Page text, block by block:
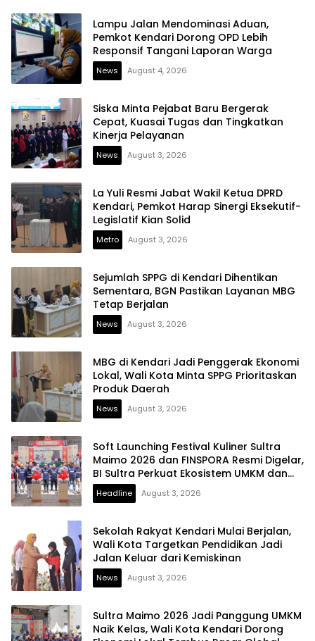
Lampu Jalan Mendominasi Aduan,
Pemkot Kendari Dorong OPD Lebih
Responsif Tangani Laporan Warga
News August 4, 2026
Siska Minta Pejabat Baru Bergerak
Cepat, Kuasai Tugas dan Tingkatkan
Kinerja Pelayanan
News August 3, 2026
La Yuli Resmi Jabat Wakil Ketua DPRD
Kendari, Pemkot Harap Sinergi Eksekutif-
Legislatif Kian Solid
Metro August 3, 2026
Sejumlah SPPG di Kendari Dihentikan
Sementara, BGN Pastikan Layanan MBG
Tetap Berjalan
News August 3, 2026
MBG di Kendari Jadi Penggerak Ekonomi
Lokal, Wali Kota Minta SPPG Prioritaskan
Produk Daerah
News August 3, 2026
Soft Launching Festival Kuliner Sultra
Maimo 2026 dan FINSPORA Resmi Digelar,
BI Sultra Perkuat Ekosistem UMKM dan
Digitalisasi Ekonomi
Headline August 3, 2026
Sekolah Rakyat Kendari Mulai Berjalan,
Wali Kota Targetkan Pendidikan Jadi
Jalan Keluar dari Kemiskinan
News August 3, 2026
Sultra Maimo 2026 Jadi Panggung UMKM
Naik Kelas, Wali Kota Kendari Dorong